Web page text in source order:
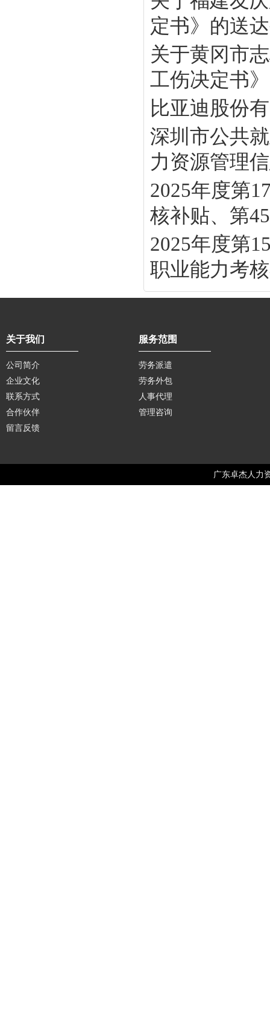
定书》的送
关于黄冈市
工伤决定书
比亚迪股份
深圳市公共
力资源管理
2025年度第
核补贴、第
2025年度第
职业能力考
关于我们
公司简介
企业文化
联系方式
合作伙伴
留言反馈
服务范围
劳务派遣
劳务外包
人事代理
管理咨询
广东卓杰人力